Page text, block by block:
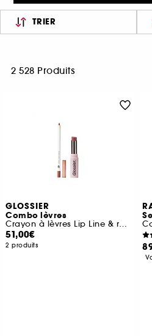
TRIER
2 528 Produits
GLOSSIER
Combo lèvres
Crayon à lèvres Lip Line & rouge à lèvres Ultralip
51,00€
2 produits